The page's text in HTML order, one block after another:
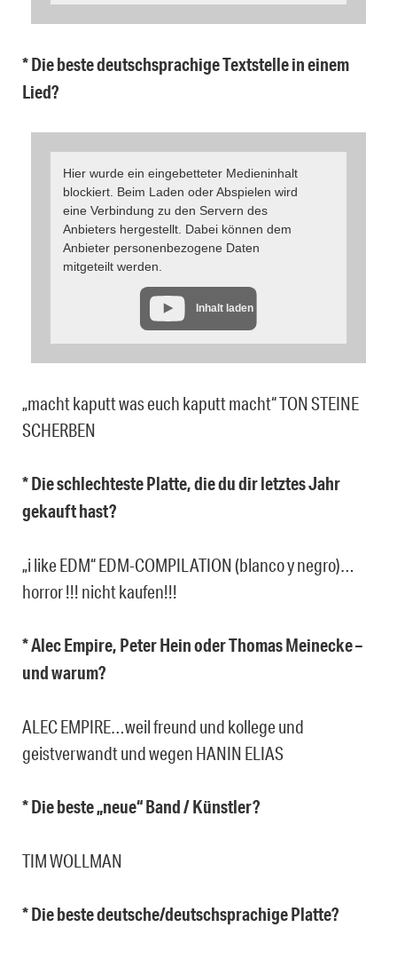
* Die beste deutschsprachige Textstelle in einem
Lied?
Hier wurde ein eingebetteter Medieninhalt
blockiert. Beim Laden oder Abspielen wird
eine Verbindung zu den Servern des
Anbieters hergestellt. Dabei können dem
Anbieter personenbezogene Daten
mitgeteilt werden.
Inhalt laden
„macht kaputt was euch kaputt macht“ TON STEINE
SCHERBEN
* Die schlechteste Platte, die du dir letztes Jahr
gekauft hast?
„i like EDM“ EDM-COMPILATION (blanco y negro)…
horror !!! nicht kaufen!!!
* Alec Empire, Peter Hein oder Thomas Meinecke –
und warum?
ALEC EMPIRE…weil freund und kollege und
geistverwandt und wegen HANIN ELIAS
* Die beste „neue“ Band / Künstler?
TIM WOLLMAN
* Die beste deutsche/deutschsprachige Platte?